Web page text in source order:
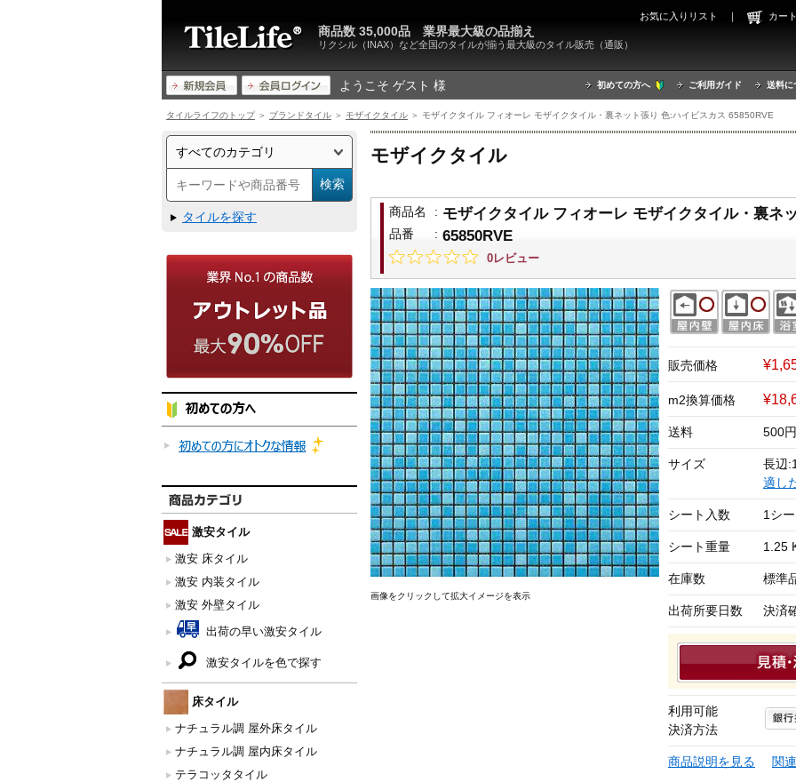
リクシル（INAX）など全国のタイルが揃う最大級のタイル販売（通販）
商品数 35,000品 業界最大級の品揃え
ようこそ ゲスト 様 初めての方へ ご利用ガイド 送料に
お気に入りリスト ｜ カ
タイルライフのトップ＞ ブランドタイル ＞ モザイクタイル ＞ モザイクタイル フィオーレ モザイクタイル・裏ネット張り 色:ハイビスカス 65850RVE
タイルを探す
激安タイル
激安 床タイル
激安 内装タイル
激安 外壁タイル
出荷の早い激安タイル
激安タイルを色で探す
床タイル
ナチュラル調 屋外床タイル
ナチュラル調 屋内床タイル
テラコッタタイル
モザイクタイル
商品名 : モザイクタイル フィオーレ モザイクタイル・裏ネ
品番 : 65850RVE
0レビュー
画像をクリックして拡大イメージを表示
販売価格
m2換算価格
送料 500
サイズ
長辺
適し
シート入数 1シー
シート重量 1.25
在庫数 標準
出荷所要日数 決済
利用可能
決済方法
商品説明を見る 関